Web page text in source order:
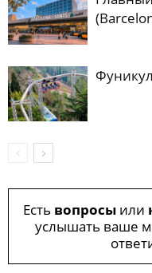
Есть вопросыили
услышать ваше